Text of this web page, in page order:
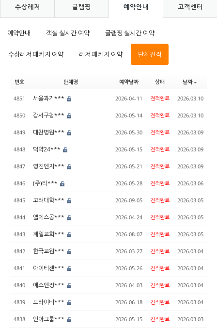
수상레저 글램핑 예약안내 고객센터
예약안내 객실 실시간 예약 글램핑 실시간 예약
수상레저 패키지 예약 레저 패키지 예약 단체견적
번호 단체명 예약날짜 상태 날짜
4851 서울과기*** 2026-04-11 견적완료 2026.03.10
4850 강서구청*** 2026-05-14 견적완료 2026.03.10
4849 대찬병원*** 2026-05-30 견적완료 2026.03.09
4848 덕약24*** 2026-05-15 견적완료 2026.03.09
4847 영진엔지*** 2026-05-21 견적완료 2026.03.09
4846 (주)티*** 2026-05-28 견적완료 2026.03.06
4845 고려대학*** 2026-09-05 견적완료 2026.03.05
4844 엘에스공*** 2026-04-24 견적완료 2026.03.05
4843 제일교회*** 2026-08-07 견적완료 2026.03.05
4842 한국교원*** 2026-03-27 견적완료 2026.03.04
4841 아이티젠*** 2026-05-26 견적완료 2026.03.04
4840 에스엔정*** 2026-04-03 견적완료 2026.03.04
4839 트라이비*** 2026-06-18 견적완료 2026.03.04
4838 인아그룹*** 2026-05-15 견적완료 2026.03.03